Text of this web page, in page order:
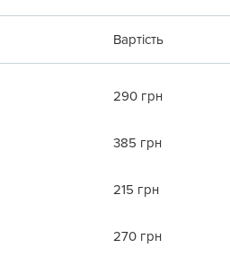
Вартість
290 грн
385 грн
215 грн
270 грн